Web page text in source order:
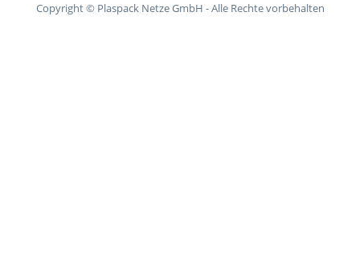
Copyright © Plaspack Netze GmbH - Alle Rechte vorbehalten